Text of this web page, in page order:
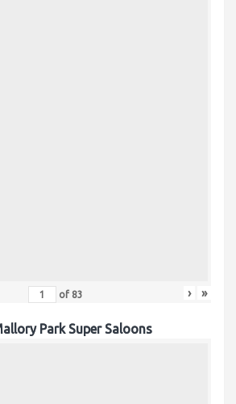
of 83 › »
Park Super Saloons